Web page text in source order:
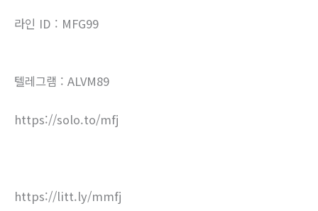
라인 ID : MFG99
텔레그램 : ALVM89
https://solo.to/mfj
https://litt.ly/mmfj